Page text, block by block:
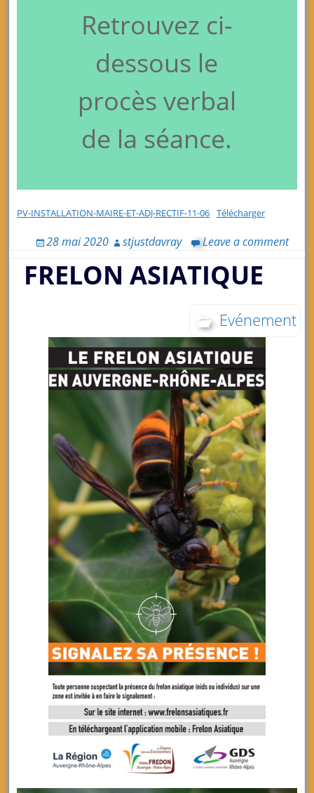
Retrouvez ci-
dessous le
procès verbal
de la séance.
PV-INSTALLATION-MAIRE-ET-ADJ-RECTIF-11-06 Télécharger
28 mai 2020 stjustdavray Leave a comment
FRELON ASIATIQUE
Evénement